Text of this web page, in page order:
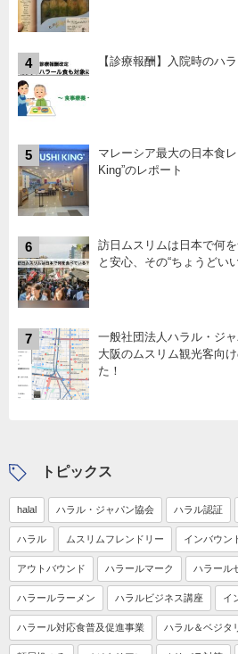
4 【診療報酬】入院時のハ
5
マレーシア最大の日本食
King”のレポート
6
訪日ムスリムは日本で何
と安心、その“ちょうどい
7
一般社団法人ハラル・ジ
大阪のムスリム観光客向
た！
トピックス
halal ハラル・ジャパン協会 ハラル認証
ハラル ムスリムフレンドリー インバウン
アウトバウンド ハラールマーク ハラール
ハラールラーメン ハラルビジネス講座 イ
ハラール対応食普及促進事業 ハラル＆ベジタ